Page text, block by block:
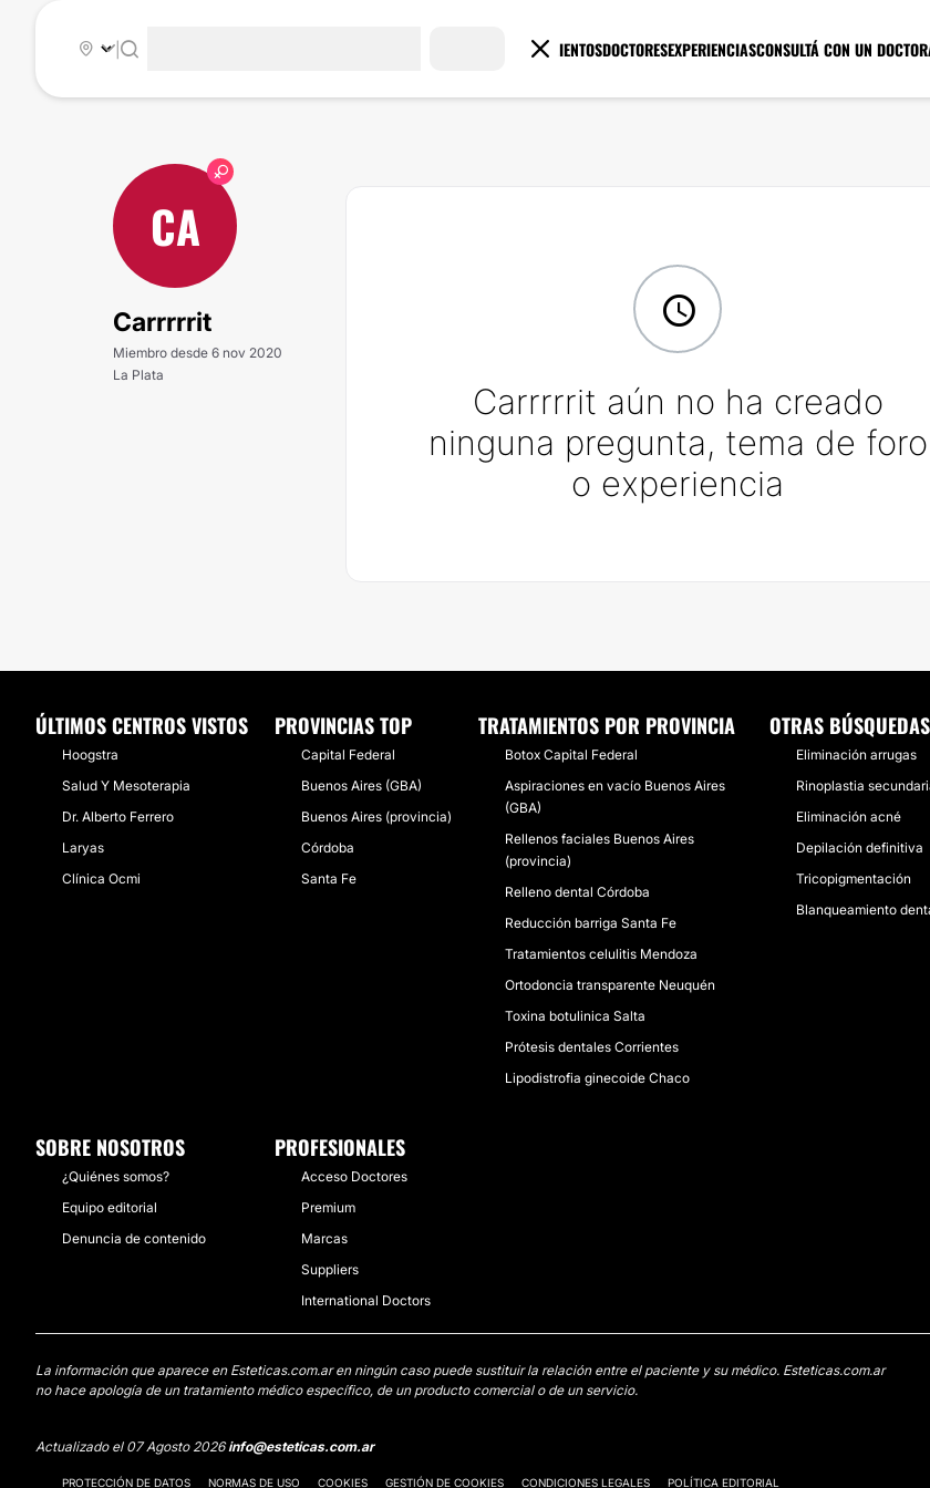
TRATAMIENTOSDOCTORESEXPERIENCIASCONSULTÁ CON UN DOCTOR
|
CA
Carrrrrit
Miembro desde 6 nov 2020
La Plata
Carrrrrit aún no ha creado
ninguna pregunta, tema de foro
o experiencia
ÚLTIMOS CENTROS VISTOS
Hoogstra
Salud Y Mesoterapia
Dr. Alberto Ferrero
Laryas
Clínica Ocmi
PROVINCIAS TOP
Capital Federal
Buenos Aires (GBA)
Buenos Aires (provincia)
Córdoba
Santa Fe
TRATAMIENTOS POR PROVINCIA
Botox Capital Federal
Aspiraciones en vacío Buenos Aires
(GBA)
Rellenos faciales Buenos Aires
(provincia)
Relleno dental Córdoba
Reducción barriga Santa Fe
Tratamientos celulitis Mendoza
Ortodoncia transparente Neuquén
Toxina botulinica Salta
Prótesis dentales Corrientes
Lipodistrofia ginecoide Chaco
OTRAS BÚSQUEDAS
Eliminación arrugas
Rinoplastia
Eliminación acné
Depilación definitiva
Tricopigmentación
Blanqueamiento
SOBRE NOSOTROS
¿Quiénes somos?
Equipo editorial
Denuncia de contenido
PROFESIONALES
Acceso Doctores
Premium
Marcas
Suppliers
International Doctors
La información que aparece en Esteticas.com.ar en ningún caso puede sustituir la relación entre el paciente y su médico. Esteticas.com.ar
no hace apología de un tratamiento médico específico, de un producto comercial o de un servicio.
Actualizado el 07 Agosto 2026info@esteticas.com.ar
PROTECCIÓN DE DATOS NORMAS DE USO COOKIES GESTIÓN DE COOKIES CONDICIONES LEGALES POLÍTICA EDITORIAL